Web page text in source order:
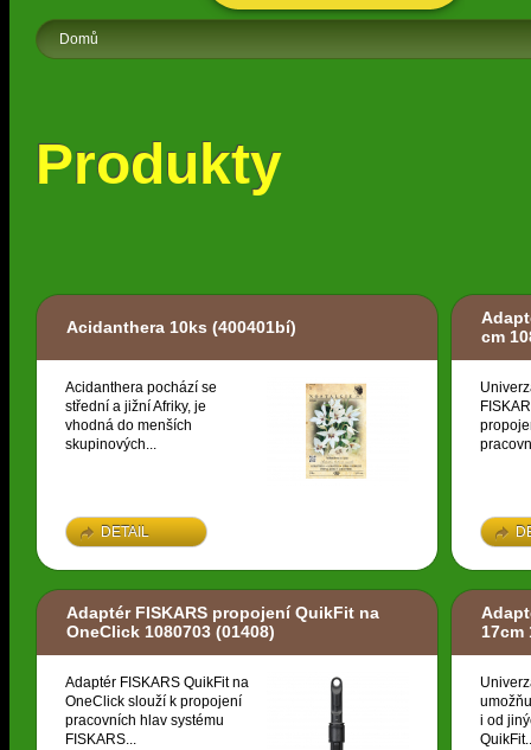
Domů
Produkty
Acidanthera 10ks (400401bí)
Acidanthera pochází se
střední a jižní Afriky, je
vhodná do menších
skupinových...
DETAIL
cm
Adaptér FISKARS propojení QuikFit na
OneClick 1080703 (01408)
Adaptér FISKARS QuikFit na
OneClick slouží k propojení
pracovních hlav systému
FISKARS...
17cm
i od